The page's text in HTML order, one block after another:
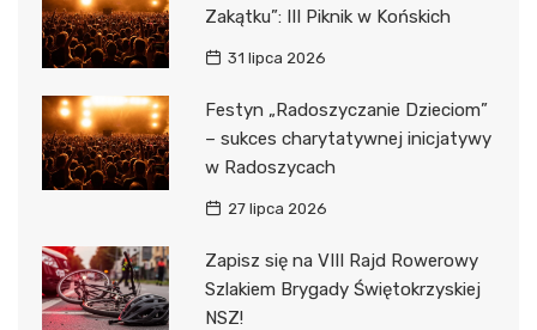
Zakątku”: III Piknik w Końskich
31 lipca 2026
Festyn „Radoszyczanie Dzieciom”
– sukces charytatywnej inicjatywy
w Radoszycach
27 lipca 2026
Zapisz się na VIII Rajd Rowerowy
Szlakiem Brygady Świętokrzyskiej
NSZ!